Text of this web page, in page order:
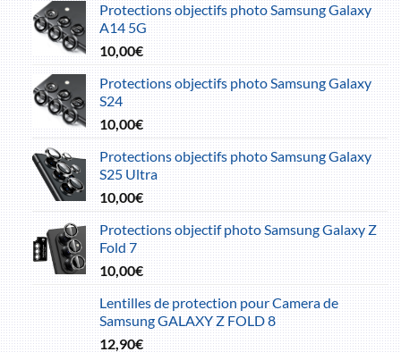
Protections objectifs photo Samsung Galaxy
A14 5G
10,00€
Protections objectifs photo Samsung Galaxy
S24
10,00€
Protections objectifs photo Samsung Galaxy
S25 Ultra
10,00€
Protections objectif photo Samsung Galaxy Z
Fold 7
10,00€
Lentilles de protection pour Camera de
Samsung GALAXY Z FOLD 8
12,90€